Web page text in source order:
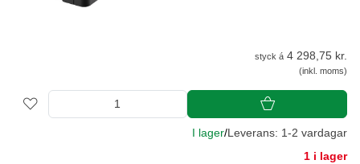
styck á 4 298,75 kr.
(inkl. moms)
I lager/Leverans: 1-2 vardagar
1 i lager